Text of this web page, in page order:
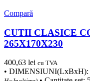
Compară
CUTII CLASICE
265X170X230
400,63 lei cu TVA
• DIMENSIUNI(LxBxH):